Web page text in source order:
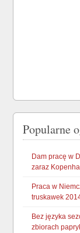
Popularne
Dam pracę w
zaraz
Praca w
truskawek
Bez języka
zbiorach